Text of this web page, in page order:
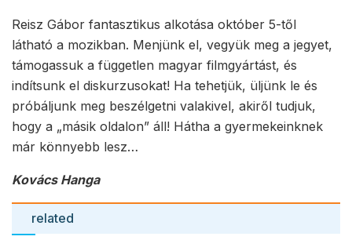
Reisz Gábor fantasztikus alkotása október 5-től
látható a mozikban. Menjünk el, vegyük meg a jegyet,
támogassuk a független magyar filmgyártást, és
indítsunk el diskurzusokat! Ha tehetjük, üljünk le és
próbáljunk meg beszélgetni valakivel, akiről tudjuk,
hogy a „másik oldalon” áll! Hátha a gyermekeinknek
már könnyebb lesz…
Kovács Hanga
related